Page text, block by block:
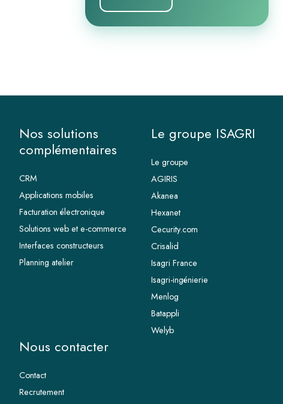
Nos solutions
complémentaires
CRM
Applications mobiles
Facturation électronique
Solutions web et e-commerce
Interfaces constructeurs
Planning atelier
Le groupe ISAGRI
Le groupe
AGIRIS
Akanea
Hexanet
Cecurity.com
Crisalid
Isagri France
Isagri-ingénierie
Menlog
Batappli
Welyb
Nous contacter
Contact
Recrutement